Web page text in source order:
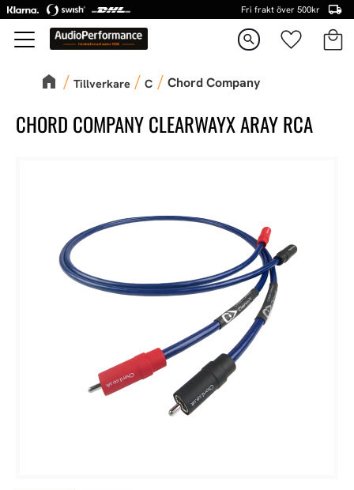
Meny
Fri frakt över 500kr
search Favoriter
Tillverkare C Chord Company
CHORD COMPANY CLEARWAYX ARAY RCA